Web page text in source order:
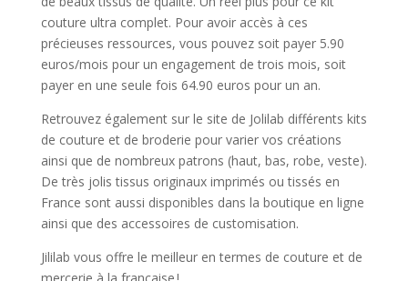
couture ultra complet. Pour avoir accès à ces
précieuses ressources, vous pouvez soit payer 5.90
euros/mois pour un engagement de trois mois, soit
payer en une seule fois 64.90 euros pour un an.
Retrouvez également sur le site de Jolilab différents kits
de couture et de broderie pour varier vos créations
ainsi que de nombreux patrons (haut, bas, robe, veste).
De très jolis tissus originaux imprimés ou tissés en
France sont aussi disponibles dans la boutique en ligne
ainsi que des accessoires de customisation.
Jililab vous offre le meilleur en termes de couture et de